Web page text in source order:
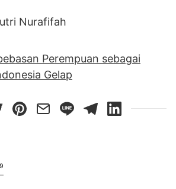
Nurafifah
Perempuan sebagai
Gelap